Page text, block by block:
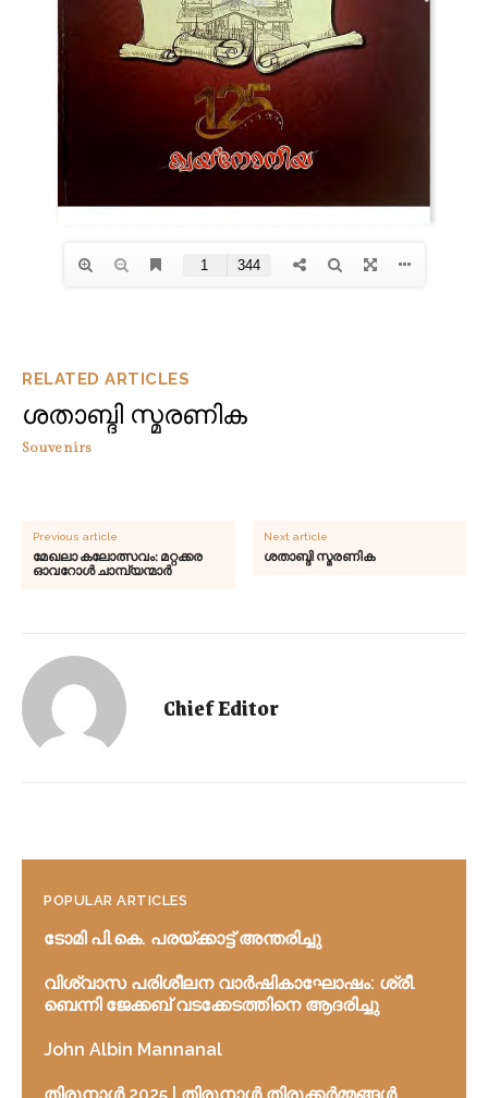
RELATED ARTICLES
ശതാബ്ദി സ്മരണിക
Souvenirs
Previous article
മേഖലാ കലോത്സവം: മറ്റക്കര
ഓവറോൾ ചാമ്പ്യന്മാർ
Next article
ശതാബ്ദി സ്മരണിക
Chief Editor
POPULAR ARTICLES
ടോമി പി.കെ. പരയ്ക്കാട്ട് അന്തരിച്ചു
വിശ്വാസ പരിശീലന വാർഷികാഘോഷം: ശ്രീ.
ബെന്നി ജേക്കബ് വടക്കേടത്തിനെ ആദരിച്ചു
John Albin Mannanal